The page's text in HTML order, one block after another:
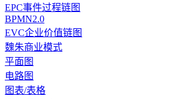
EPC事件过程链图
BPMN2.0
EVC企业价值链图
魏朱商业模式
平面图
电路图
图表/表格